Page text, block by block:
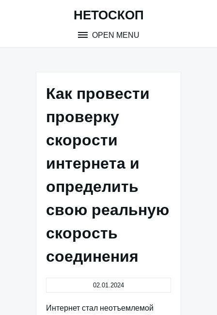
НЕТОСКОП
OPEN MENU
Как провести
проверку
скорости
интернета и
определить
свою реальную
скорость
соединения
02.01.2024
Интернет стал неотъемлемой